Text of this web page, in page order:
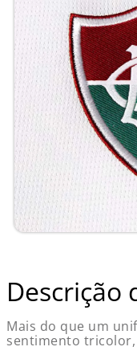
Descrição
Mais do que um
sentimento tricolor,